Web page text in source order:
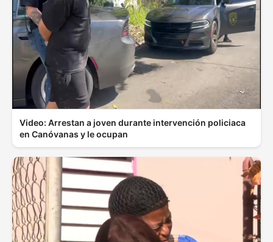
Video: Arrestan a joven durante intervención policiaca
en Canóvanas y le ocupan